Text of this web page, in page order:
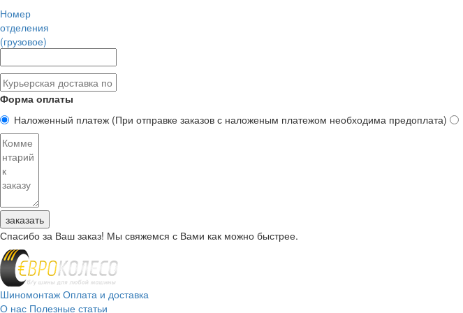
Номер
отделения
(грузовое)
Форма оплаты
Наложенный платеж (При отправке заказов с наложеным платежом необходима предоплата)
заказать
Спасибо за Ваш заказ! Мы свяжемся с Вами как можно быстрее.
Шиномонтаж Оплата и доставка
О нас Полезные статьи